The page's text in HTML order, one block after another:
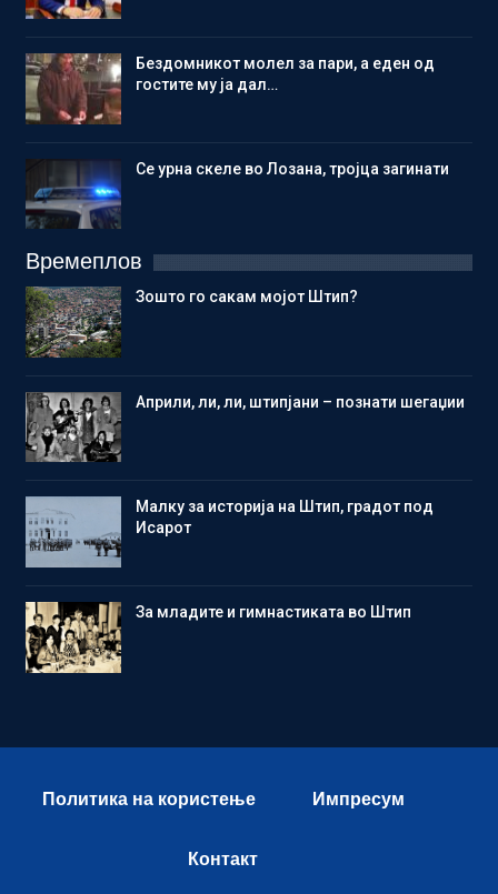
Бездомникот молел за пари, а еден од
гостите му ја дал…
Се урна скеле во Лозана, тројца загинати
Времеплов
Зошто го сакам мојот Штип?
Aприли, ли, ли, штипјани – познати шегаџии
Малку за историја на Штип, градот под
Исарот
Зa младите и гимнастиката во Штип
Политика на користење Импресум
Контакт